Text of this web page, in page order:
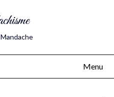
Menu